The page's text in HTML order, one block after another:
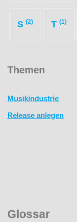
S (2) T (1)
Themen
Musikindustrie
Release anlegen
Glossar